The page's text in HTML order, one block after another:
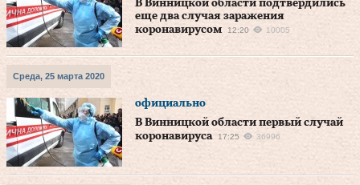
В Винницкой области подтвердились
еще два случая заражения
коронавирусом
12:20 10005
Среда, 25 марта 2020
официально
В Винницкой области первый случай
коронавируса
17:25 36996